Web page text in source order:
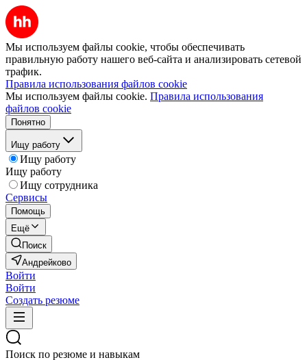
Мы используем файлы cookie, чтобы обеспечивать
правильную работу нашего веб-сайта и анализировать сетевой
трафик.
Правила использования файлов cookie
Мы используем файлы cookie. Правила использования
файлов cookie
Понятно
Ищу работу
Ищу работу
Ищу работу
Ищу сотрудника
Сервисы
Помощь
Ещё
Поиск
Андрейково
Войти
Войти
Создать резюме
Поиск по резюме и навыкам